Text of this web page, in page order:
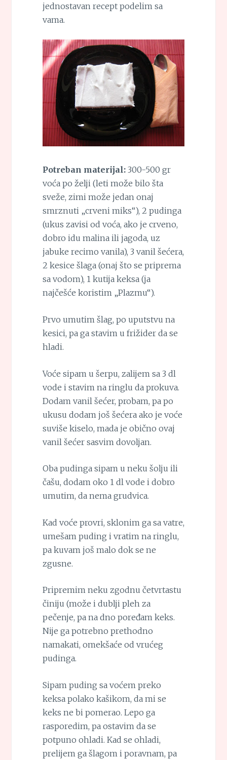
jednostavan recept podelim sa
vama.
Potreban materijal:300-500 gr
voća po želji (leti može bilo šta
sveže, zimi može jedan onaj
smrznuti „crveni miks“), 2 pudinga
(ukus zavisi od voća, ako je crveno,
dobro idu malina ili jagoda, uz
jabuke recimo vanila), 3 vanil šećera,
2 kesice šlaga (onaj što se priprema
sa vodom), 1 kutija keksa (ja
najčešće koristim „Plazmu“).
Prvo umutim šlag, po uputstvu na
kesici, pa ga stavim u frižider da se
hladi.
Voće sipam u šerpu, zalijem sa 3 dl
vode i stavim na ringlu da prokuva.
Dodam vanil šećer, probam, pa po
ukusu dodam još šećera ako je voće
suviše kiselo, mada je obično ovaj
vanil šećer sasvim dovoljan.
Oba pudinga sipam u neku šolju ili
čašu, dodam oko 1 dl vode i dobro
umutim, da nema grudvica.
Kad voće provri, sklonim ga sa vatre,
umešam puding i vratim na ringlu,
pa kuvam još malo dok se ne
zgusne.
Pripremim neku zgodnu četvrtastu
činiju (može i dublji pleh za
pečenje, pa na dno poređam keks.
Nije ga potrebno prethodno
namakati, omekšaće od vrućeg
pudinga.
Sipam puding sa voćem preko
keksa polako kašikom, da mi se
keks ne bi pomerao. Lepo ga
rasporedim, pa ostavim da se
potpuno ohladi. Kad se ohladi,
prelijem ga šlagom i poravnam, pa